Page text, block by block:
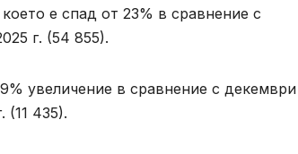
е спад от 23% в сравнение с
г. (54 855).
увеличение в сравнение с декември
(11 435).